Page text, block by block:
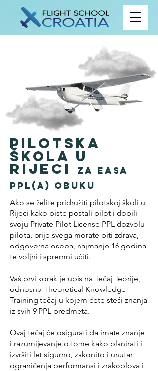
Pilotska
škola u
Rijeci
za EASA
PPL(A) obuku
Ako se želite pridružiti pilotskoj školi u
Rijeci kako biste postali pilot i dobili
svoju Private Pilot License PPL dozvolu
pilota, prije svega morate biti zdrava,
odgovorna osoba, najmanje 16 godina
te voljni i spremni učiti.
Vaš prvi korak je upis na Tečaj Teorije,
odnosno Theoretical Knowledge
Training tečaj u kojem ćete steći znanja
iz svih 9 PPL predmeta.
Ovaj tečaj će osigurati da imate znanje
i razumijevanje o tome kako planirati i
izvršiti let sigurno, zakonito i unutar
ograničenja performansi i zrakoplova i